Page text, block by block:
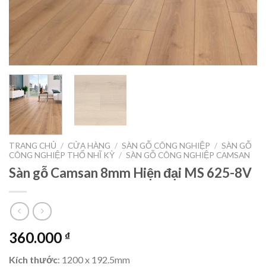
TRANG CHỦ / CỬA HÀNG / SÀN GỖ CÔNG NGHIỆP / SÀN GỖ
CÔNG NGHIỆP THỔ NHĨ KỲ / SÀN GỖ CÔNG NGHIỆP CAMSAN
Sàn gỗ Camsan 8mm Hiện đại MS 625-8V
360.000 ₫
Kích thước: 1200 x 192.5mm